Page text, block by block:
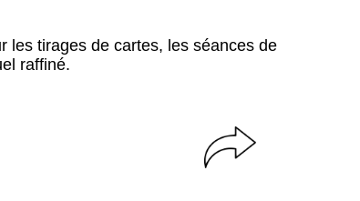
les tirages de cartes, les séances de
raffiné.